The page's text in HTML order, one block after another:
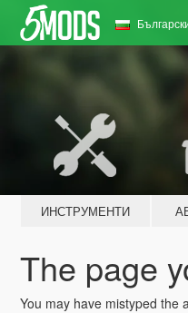
ИНСТРУМЕНТИ
The page
You may have mistyped the